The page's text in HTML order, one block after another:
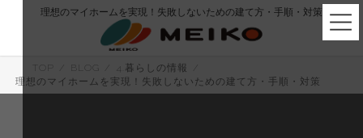
ス
ン
理想のマイホームを実現！失敗しないための建て方・手順・対策
TOP BLOG
4.暮らしの情報
理想のマイホームを実現！失敗しないための建て方・手順・対策